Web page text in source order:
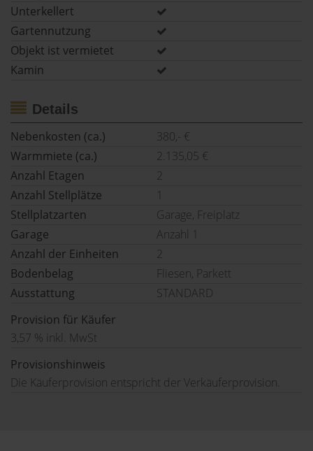
Unterkellert
Gartennutzung
Objekt ist vermietet
Kamin
Details
Nebenkosten (ca.)
380,- €
Warmmiete (ca.)
2.135,05 €
Anzahl Etagen
2
Anzahl Stellplätze
1
Stellplatzarten
Garage, Freiplatz
Garage
Anzahl 1
Anzahl der Einheiten
2
Bodenbelag
Fliesen, Parkett
Ausstattung
STANDARD
Provision für Käufer
3,57 % inkl. MwSt
Provisionshinweis
Die Käuferprovision entspricht der Verkäuferprovision.